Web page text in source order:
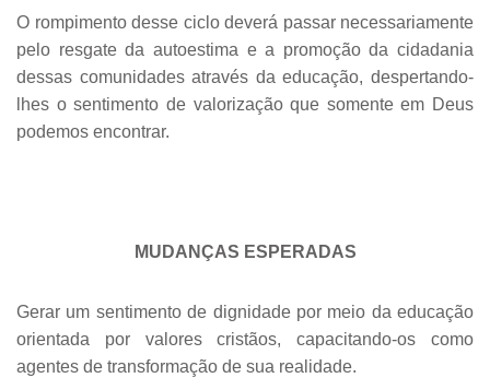
O rompimento desse ciclo deverá passar necessariamente
pelo resgate da autoestima e a promoção da cidadania
dessas comunidades através da educação, despertando-
lhes o sentimento de valorização que somente em Deus
podemos encontrar.
MUDANÇAS ESPERADAS
Gerar um sentimento de dignidade por meio da educação
orientada por valores cristãos, capacitando-os como
agentes de transformação de sua realidade.